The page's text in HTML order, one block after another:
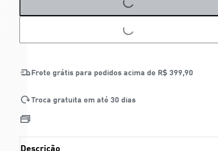
LOADING...
LOADING...
Frete grátis para pedidos acima de R$ 399,90
Troca gratuita em até 30 dias
Descrição